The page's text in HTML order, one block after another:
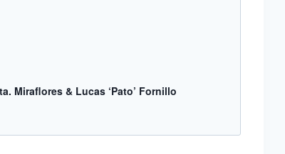
Miraflores & Lucas ‘Pato’ Fornillo